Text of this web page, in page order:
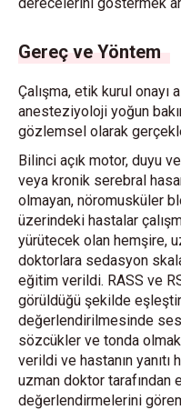
Gereç ve Yöntem
Çalışma, etik kurul onayı
anesteziyoloji yoğun
gözlemsel olarak
Bilinci açık motor, duyu
veya kronik serebral
olmayan, nöromusküler
üzerindeki hastalar
yürütecek olan hemşire,
doktorlara sedasyon
eğitim verildi. RASS ve
görüldüğü şekilde
değerlendirilmesinde
sözcükler ve tonda
verildi ve hastanın
uzman doktor tarafından
değerlendirmelerini